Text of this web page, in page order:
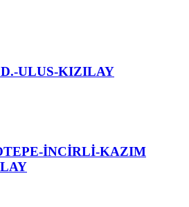
ULUS-KIZILAY
İNCİRLİ-KAZIM